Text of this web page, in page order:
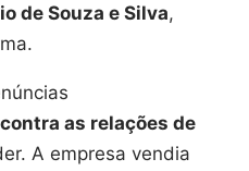
de Souza e Silva,
as relações de
A empresa vendia